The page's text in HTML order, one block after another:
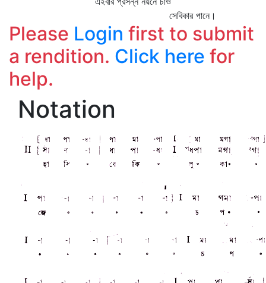
সেবিকার পানে।
Please Login first to submit
a rendition. Click here for
help.
Notation